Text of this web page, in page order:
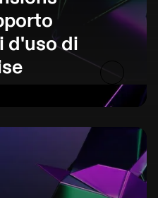
d'uso di